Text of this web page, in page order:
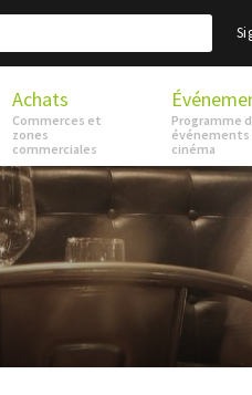
Achats
Commerces et
zones
commerciales
Programme
événements
cinéma